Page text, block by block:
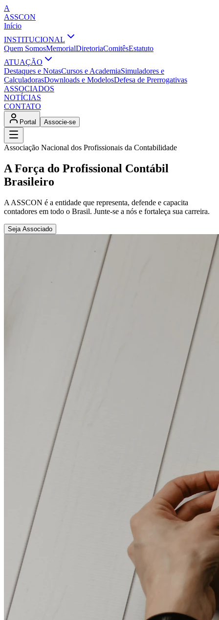
A
ASSCON
Início
INSTITUCIONAL
Quem SomosMemorialDiretoriaComitêsEstatuto
ATUAÇÃO
Destaques e NotasCursos e AcademiaSimuladores e
CalculadorasDownloads e ModelosDefesa de Prerrogativas
ASSOCIADOS
NOTÍCIAS
CONTATO
Portal Associe-se
Associação Nacional dos Profissionais da Contabilidade
A Força do Profissional Contábil
Brasileiro
A ASSCON é a entidade que representa, defende e capacita
contadores em todo o Brasil. Junte-se a nós e fortaleça sua carreira.
Seja Associado